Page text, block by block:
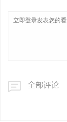
全部评论